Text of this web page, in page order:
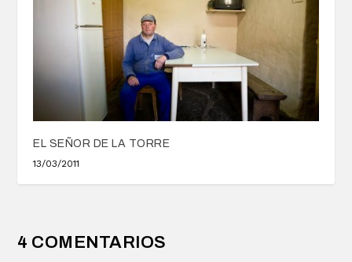
EL SEÑOR DE LA TORRE
13/03/2011
4 COMENTARIOS